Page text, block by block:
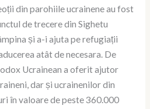
din parohiile ucrainene au fost
de trecere din Sighetu
și a-i ajuta pe refugiații
atât de necesara. De
Ucrainean a oferit ajutor
dar și ucrainenilor din
în valoare de peste 360.000